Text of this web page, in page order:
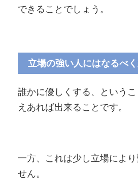
できることでしょう。
立場の強い人にはなるべ
誰かに優しくする、という
えあれば出来ることです。
一方、これは少し立場によ
せん。